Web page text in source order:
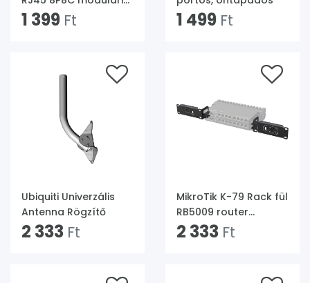
dugókhoz sárga
1 399 Ft 1 499 Ft
Ubiquiti Univerzális
Antenna Rögzítő
2 333 Ft
MikroTik K-79 Rack fül
RB5009 router
sorozathoz
2 333 Ft